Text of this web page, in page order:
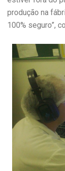
produção na
100% seguro”,